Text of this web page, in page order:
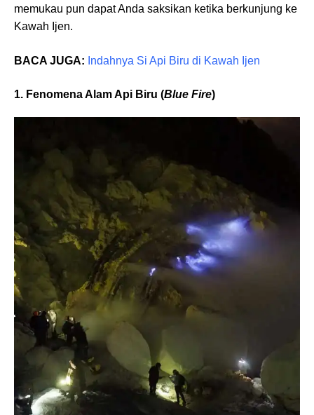
memukau pun dapat Anda saksikan ketika berkunjung ke
Kawah Ijen.
BACA JUGA: Indahnya Si Api Biru di Kawah Ijen
1. Fenomena Alam Api Biru (Blue Fire)